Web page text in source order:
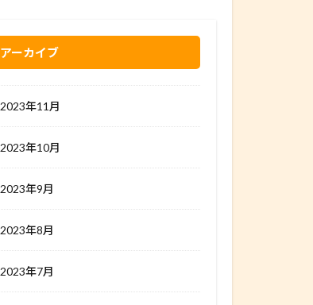
アーカイブ
2023年11月
2023年10月
2023年9月
2023年8月
2023年7月